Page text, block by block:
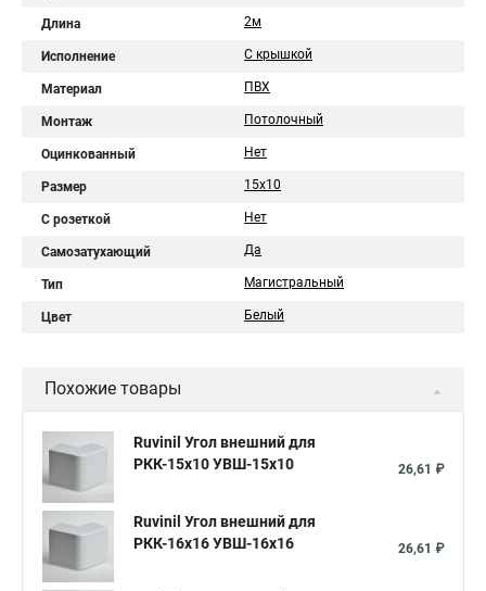
Длина 2м
Исполнение С крышкой
Материал ПВХ
Монтаж Потолочный
Оцинкованный Нет
Размер 15х10
С розеткой Нет
Самозатухающий Да
Тип Магистральный
Цвет Белый
Похожие товары
Ruvinil Угол внешний для
РКК-15х10 УВШ-15х10
26,61 ₽
Ruvinil Угол внешний для
РКК-16х16 УВШ-16х16
26,61 ₽